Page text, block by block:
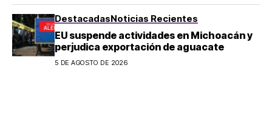
DestacadasNoticias Recientes
EU suspende actividades en Michoacán y
perjudica exportación de aguacate
5 DE AGOSTO DE 2026